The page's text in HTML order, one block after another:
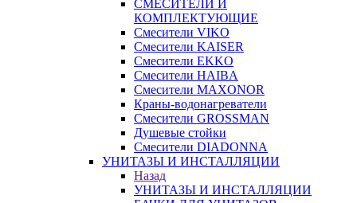
СМЕСИТЕЛИ И
КОМПЛЕКТУЮЩИЕ
Смесители VIKO
Смесители KAISER
Смесители EKKO
Смесители HAIBA
Смесители MAXONOR
Краны-водонагреватели
Смесители GROSSMAN
Душевые стойки
Смесители DIADONNA
УНИТАЗЫ И ИНСТАЛЛЯЦИИ
Назад
УНИТАЗЫ И ИНСТАЛЛЯЦИИ